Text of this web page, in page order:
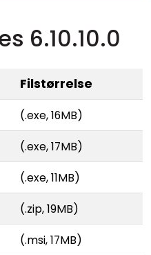
6.10.10.0
Filstørrelse
(.exe, 16MB)
(.exe, 17MB)
(.exe, 11MB)
(.zip, 19MB)
(.msi, 17MB)